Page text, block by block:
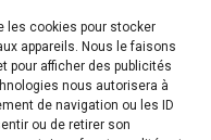
les cookies pour stocker
appareils. Nous le faisons
pour afficher des publicités
nous autorisera à
de navigation ou les ID
ou de retirer son
DIN EN 12150 en
Profils en
Possibilité de
profilé mural 25 mm
fonction d'ouverture